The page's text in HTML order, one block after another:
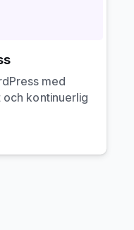
med
kontinuerlig